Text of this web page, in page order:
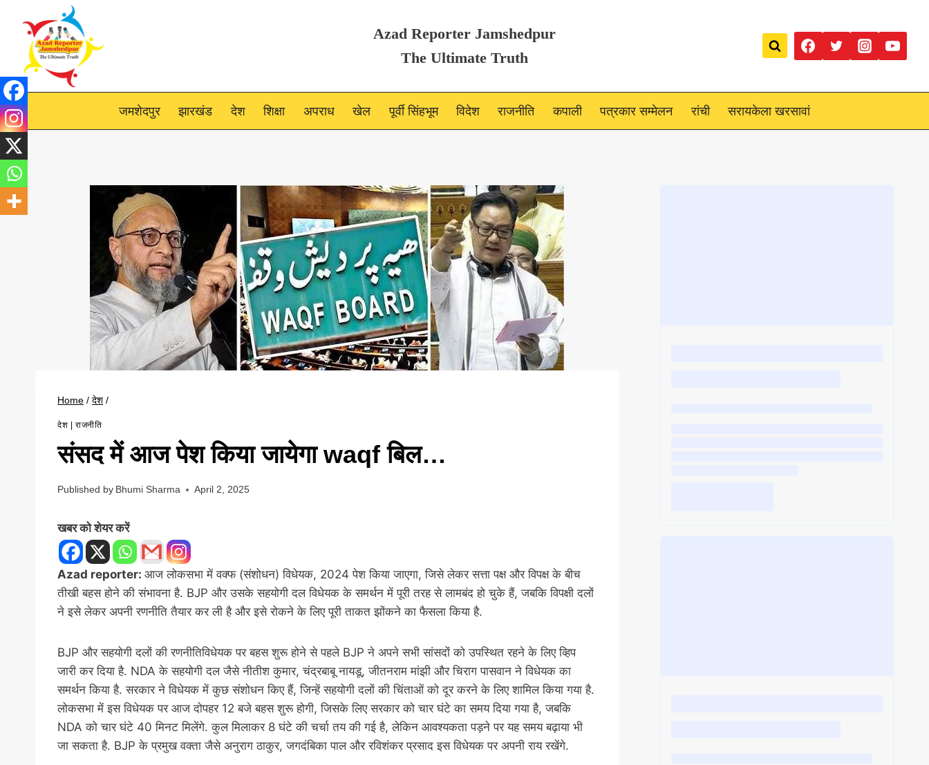
content
Azad Reporter Jamshedpur
The Ultimate Truth
जमशेदपुर झारखंड देश शिक्षा अपराध खेल पूर्वी सिंहभूम विदेश राजनीति कपाली पत्रकार सम्मेलन रांची सरायकेला खरसावां
Home / देश /
देश राजनीति
संसद में आज पेश किया जायेगा waqf बिल…
Published by Bhumi Sharma April 2, 2025
खबर को शेयर करें
Azad reporter: आज लोकसभा में वक्फ (संशोधन) विधेयक, 2024 पेश किया जाएगा, जिसे लेकर सत्ता पक्ष और विपक्ष के बीच
तीखी बहस होने की संभावना है. BJP और उसके सहयोगी दल विधेयक के समर्थन में पूरी तरह से लामबंद हो चुके हैं, जबकि विपक्षी दलों
ने इसे लेकर अपनी रणनीति तैयार कर ली है और इसे रोकने के लिए पूरी ताकत झोंकने का फैसला किया है.
BJP और सहयोगी दलों की रणनीतिविधेयक पर बहस शुरू होने से पहले BJP ने अपने सभी सांसदों को उपस्थित रहने के लिए व्हिप
जारी कर दिया है. NDA के सहयोगी दल जैसे नीतीश कुमार, चंद्रबाबू नायडू, जीतनराम मांझी और चिराग पासवान ने विधेयक का
समर्थन किया है. सरकार ने विधेयक में कुछ संशोधन किए हैं, जिन्हें सहयोगी दलों की चिंताओं को दूर करने के लिए शामिल किया गया है.
लोकसभा में इस विधेयक पर आज दोपहर 12 बजे बहस शुरू होगी, जिसके लिए सरकार को चार घंटे का समय दिया गया है, जबकि
NDA को चार घंटे 40 मिनट मिलेंगे. कुल मिलाकर 8 घंटे की चर्चा तय की गई है, लेकिन आवश्यकता पड़ने पर यह समय बढ़ाया भी
जा सकता है. BJP के प्रमुख वक्ता जैसे अनुराग ठाकुर, जगदंबिका पाल और रविशंकर प्रसाद इस विधेयक पर अपनी राय रखेंगे.